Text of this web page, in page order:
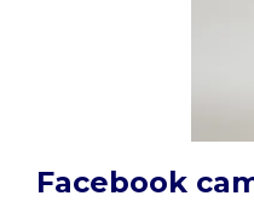
Facebook